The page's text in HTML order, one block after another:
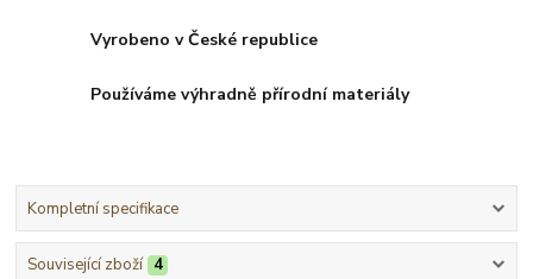
Vyrobeno v České republice
Používáme výhradně přírodní materiály
Kompletní specifikace
Související zboží 4